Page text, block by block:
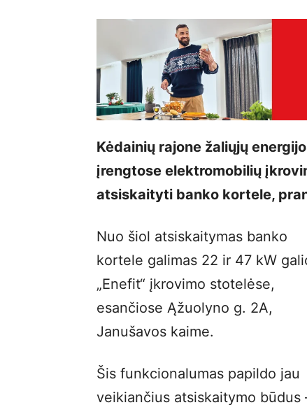
Kėdainių rajone žaliųjų
įrengtose elektromobilių
atsiskaityti banko kortele,
Nuo šiol atsiskaitymas banko
kortele galimas 22 ir 47 kW
„Enefit“ įkrovimo stotelėse,
esančiose Ąžuolyno g. 2A,
Janušavos kaime.
Šis funkcionalumas papildo jau
veikiančius atsiskaitymo būdus